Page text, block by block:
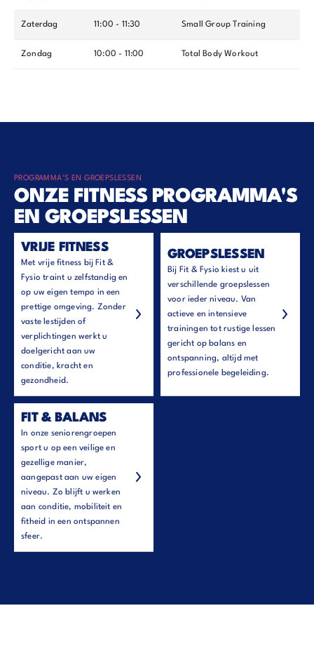
Zaterdag 11:00 - 11:30 Small Group Training
Zondag 10:00 - 11:00 Total Body Workout
PROGRAMMA'S EN GROEPSLESSEN
ONZE FITNESS PROGRAMMA'S
EN GROEPSLESSEN
VRIJE FITNESS
Met vrije fitness bij Fit &
Fysio traint u zelfstandig en
op uw eigen tempo in een
prettige omgeving. Zonder
vaste lestijden of
verplichtingen werkt u
doelgericht aan uw
conditie, kracht en
gezondheid.
GROEPSLESSEN
Bij Fit & Fysio kiest u uit
verschillende groepslessen
voor ieder niveau. Van
actieve en intensieve
trainingen tot rustige lessen
gericht op balans en
ontspanning, altijd met
professionele begeleiding.
FIT & BALANS
In onze seniorengroepen
sport u op een veilige en
gezellige manier,
aangepast aan uw eigen
niveau. Zo blijft u werken
aan conditie, mobiliteit en
fitheid in een ontspannen
sfeer.